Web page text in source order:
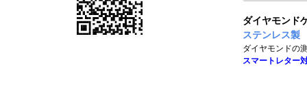
ダイヤモンド
ステンレス製
ダイヤモンドの
スマートレター